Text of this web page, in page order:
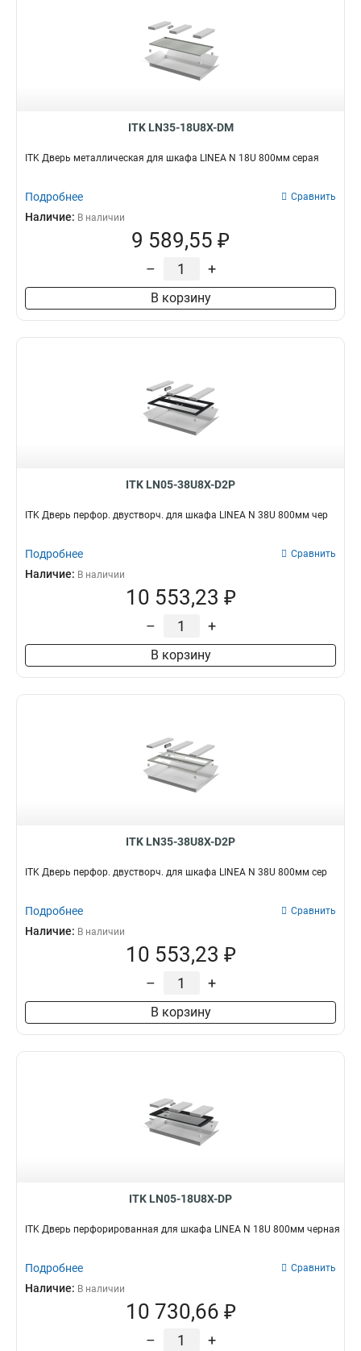
ITK LN35-18U8X-DM
ITK Дверь металлическая для шкафа LINEA N 18U 800мм серая
Подробнее Сравнить
Наличие: В наличии
9 589,55 ₽
– +
В корзину
ITK LN05-38U8X-D2P
ITK Дверь перфор. двустворч. для шкафа LINEA N 38U 800мм чер
Подробнее Сравнить
Наличие: В наличии
10 553,23 ₽
– +
В корзину
ITK LN35-38U8X-D2P
ITK Дверь перфор. двустворч. для шкафа LINEA N 38U 800мм сер
Подробнее Сравнить
Наличие: В наличии
10 553,23 ₽
– +
В корзину
ITK LN05-18U8X-DP
ITK Дверь перфорированная для шкафа LINEA N 18U 800мм черная
Подробнее Сравнить
Наличие: В наличии
10 730,66 ₽
– +